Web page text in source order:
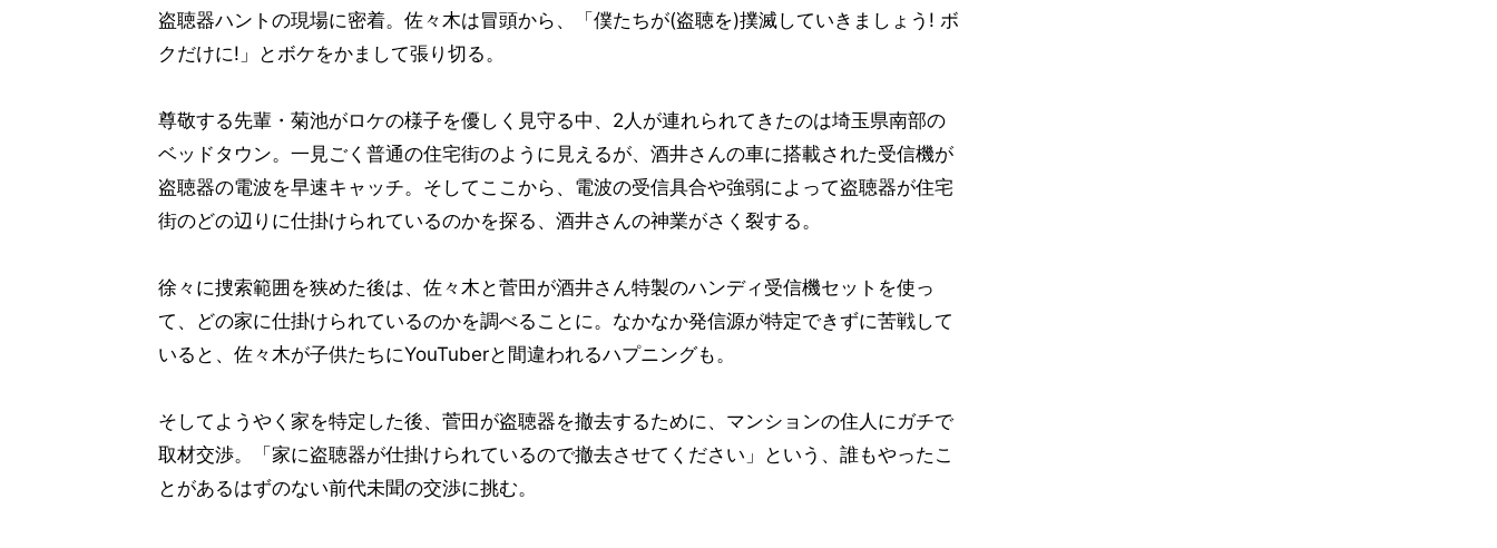
盗聴器ハントの現場に密着。佐々木は冒頭から、「僕たちが(盗聴を)撲滅していきましょう! ボ
クだけに!」とボケをかまして張り切る。
尊敬する先輩・菊池がロケの様子を優しく見守る中、2人が連れられてきたのは埼玉県南部の
ベッドタウン。一見ごく普通の住宅街のように見えるが、酒井さんの車に搭載された受信機が
盗聴器の電波を早速キャッチ。そしてここから、電波の受信具合や強弱によって盗聴器が住宅
街のどの辺りに仕掛けられているのかを探る、酒井さんの神業がさく裂する。
徐々に捜索範囲を狭めた後は、佐々木と菅田が酒井さん特製のハンディ受信機セットを使っ
て、どの家に仕掛けられているのかを調べることに。なかなか発信源が特定できずに苦戦して
いると、佐々木が子供たちにYouTuberと間違われるハプニングも。
そしてようやく家を特定した後、菅田が盗聴器を撤去するために、マンションの住人にガチで
取材交渉。「家に盗聴器が仕掛けられているので撤去させてください」という、誰もやったこ
とがあるはずのない前代未聞の交渉に挑む。